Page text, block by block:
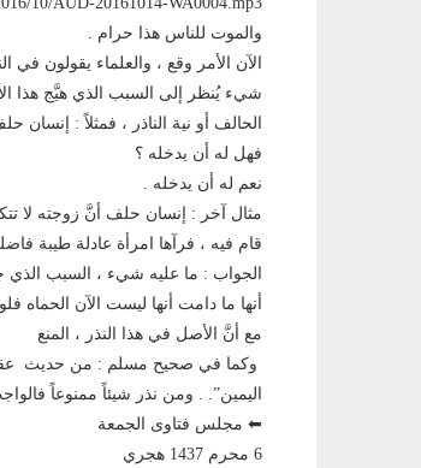
والموت للناس هذا حرام .
الآن الأمر وقع ، والعلماء يقولون
شيء يُنظر إلى السبب الذي هيَّج هذا
الحالف أو نية الناذر ، فمثلاً :
فهل له أن يدخله ؟
نعم له أن يدخله .
مثال آخر : إنسان حلف أنَّ زوجته لا
قام فيه ، فرآها امرأة عادلة طيبة
الجواب : ما عليه شيء ، السبب الذي
أنها ما دامت أنها ليست الآن الحماه
مع أنَّ الأصل في هذا النذر ، المنع
وكما في صحيح مسلم : من حديث عقبة
اليمين”. . ومن نذر شيئاً ممنوعاً
⬅ مجلس فتاوى الجمعة
6 محرم 1437 هجري